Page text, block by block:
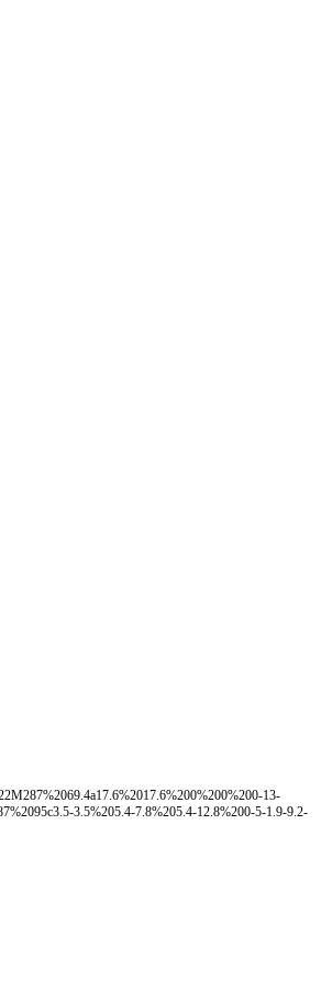
13-
3.5%205.4-7.8%205.4-12.8%200-5-1.9-9.2-